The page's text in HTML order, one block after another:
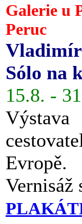
Galerie u
Peruc
Sólo na
15.8. -
Evropě.
Vernisáž